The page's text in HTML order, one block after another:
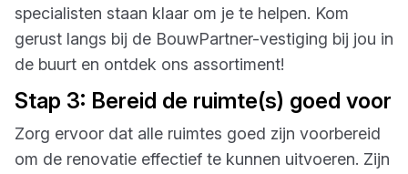
specialisten staan klaar om je te helpen. Kom
gerust langs bij de BouwPartner-vestiging bij jou in
de buurt en ontdek ons assortiment!
Stap 3: Bereid de ruimte(s) goed voor
Zorg ervoor dat alle ruimtes goed zijn voorbereid
om de renovatie effectief te kunnen uitvoeren. Zijn